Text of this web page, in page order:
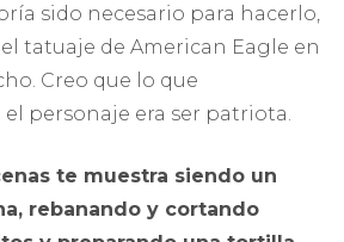
sido necesario para hacerlo,
tatuaje de American Eagle en
Creo que lo que
personaje era ser patriota.
te muestra siendo un
rebanando y cortando